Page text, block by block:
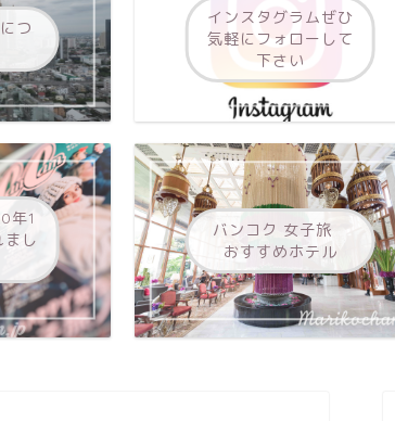
つ
インスタグラムぜひ
気軽にフォローして
下さい
年1
まし
バンコク 女子旅
おすすめホテル